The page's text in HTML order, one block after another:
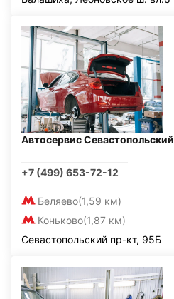
Автосервис Севастопольский
+7 (499) 653-72-12
Беляево(1,59 км)
Коньково(1,87 км)
Севастопольский пр-кт, 95Б